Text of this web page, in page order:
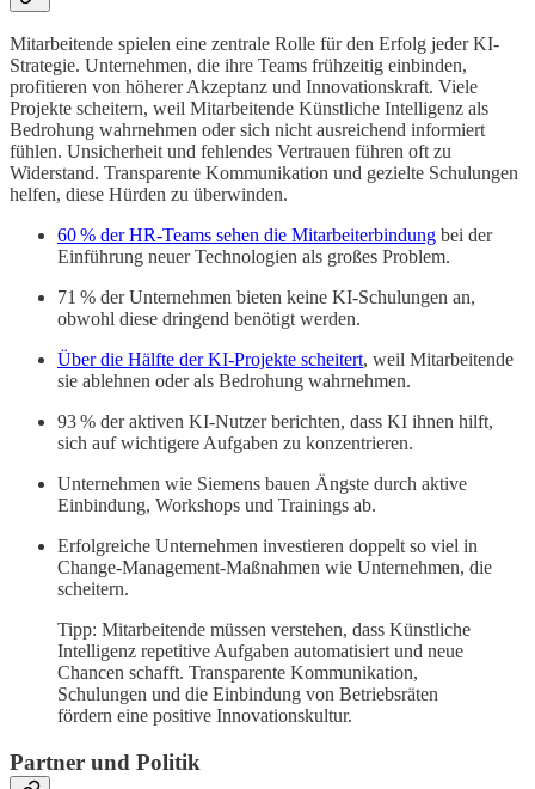
Mitarbeitende spielen eine zentrale Rolle für den Erfolg jeder KI-
Strategie. Unternehmen, die ihre Teams frühzeitig einbinden,
profitieren von höherer Akzeptanz und Innovationskraft. Viele
Projekte scheitern, weil Mitarbeitende Künstliche Intelligenz als
Bedrohung wahrnehmen oder sich nicht ausreichend informiert
fühlen. Unsicherheit und fehlendes Vertrauen führen oft zu
Widerstand. Transparente Kommunikation und gezielte Schulungen
helfen, diese Hürden zu überwinden.
60 % der HR-Teams sehen die Mitarbeiterbindung bei der
Einführung neuer Technologien als großes Problem.
71 % der Unternehmen bieten keine KI-Schulungen an,
obwohl diese dringend benötigt werden.
Über die Hälfte der KI-Projekte scheitert, weil Mitarbeitende
sie ablehnen oder als Bedrohung wahrnehmen.
93 % der aktiven KI-Nutzer berichten, dass KI ihnen hilft,
sich auf wichtigere Aufgaben zu konzentrieren.
Unternehmen wie Siemens bauen Ängste durch aktive
Einbindung, Workshops und Trainings ab.
Erfolgreiche Unternehmen investieren doppelt so viel in
Change-Management-Maßnahmen wie Unternehmen, die
scheitern.
Tipp: Mitarbeitende müssen verstehen, dass Künstliche
Intelligenz repetitive Aufgaben automatisiert und neue
Chancen schafft. Transparente Kommunikation,
Schulungen und die Einbindung von Betriebsräten
fördern eine positive Innovationskultur.
Partner und Politik